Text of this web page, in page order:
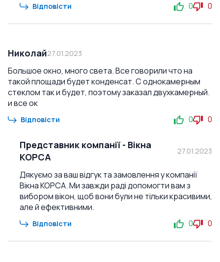
Відповісти 0 0
Николай27.01.2023
Большое окно, много света. Все говорили что на
такой площади будет конденсат. С однокамерным
стеклом так и будет, поэтому заказал двухкамерный.
и все ок
Відповісти 0 0
Представник компанії - Вікна
КОРСА
27.01.2023
Дякуємо за ваш відгук та замовлення у компанії
Вікна КОРСА. Ми завжди раді допомогти вам з
вибором вікон, щоб вони були не тільки красивими,
але й ефективними.
Відповісти 0 0